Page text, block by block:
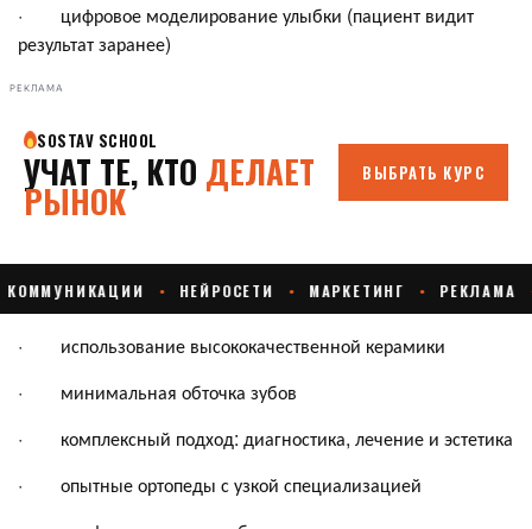
· цифровое моделирование улыбки (пациент видит
результат заранее)
РЕКЛАМА
· использование высококачественной керамики
· минимальная обточка зубов
· комплексный подход: диагностика, лечение и эстетика
· опытные ортопеды с узкой специализацией